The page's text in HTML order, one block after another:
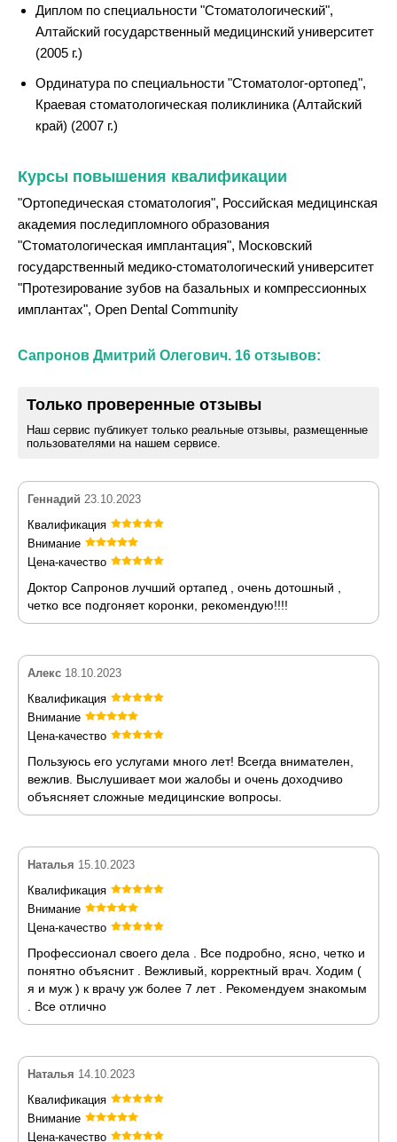
Диплом по специальности "Стоматологический",
Алтайский государственный медицинский университет
(2005 г.)
Ординатура по специальности "Стоматолог-ортопед",
Краевая стоматологическая поликлиника (Алтайский
край) (2007 г.)
Курсы повышения квалификации
"Ортопедическая стоматология", Российская медицинская
академия последипломного образования
"Стоматологическая имплантация", Московский
государственный медико-стоматологический университет
"Протезирование зубов на базальных и компрессионных
имплантах", Open Dental Community
Сапронов Дмитрий Олегович. 16 отзывов:
Только проверенные отзывы
Наш сервис публикует только реальные отзывы, размещенные
пользователями на нашем сервисе.
Геннадий 23.10.2023
Квалификация
Внимание
Цена-качество
Доктор Сапронов лучший ортапед , очень дотошный ,
четко все подгоняет коронки, рекомендую!!!!
Алекс 18.10.2023
Квалификация
Внимание
Цена-качество
Пользуюсь его услугами много лет! Всегда внимателен,
вежлив. Выслушивает мои жалобы и очень доходчиво
объясняет сложные медицинские вопросы.
Наталья 15.10.2023
Квалификация
Внимание
Цена-качество
Профессионал своего дела . Все подробно, ясно, четко и
понятно объяснит . Вежливый, корректный врач. Ходим (
я и муж ) к врачу уж более 7 лет . Рекомендуем знакомым
. Все отлично
Наталья 14.10.2023
Квалификация
Внимание
Цена-качество